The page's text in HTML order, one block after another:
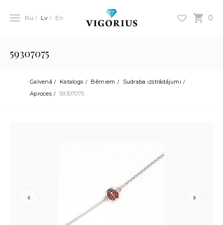
0
Ru Lv En
59307075
Galvenā Katalogs Bērniem
Sudraba izstrādājumi
Aproces
59307075